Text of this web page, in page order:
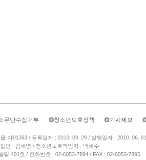
무단수집거부 청소년보호정책 기사제보
아01363 / 등록일자 : 2010. 09. 29 / 발행일자 : 2010. 06. 01
인 : 김세영 / 청소년보호책임자 : 백혜수
딩 401호 / 전화번호 : 02-6053-7894 / FAX : 02-6053-7895